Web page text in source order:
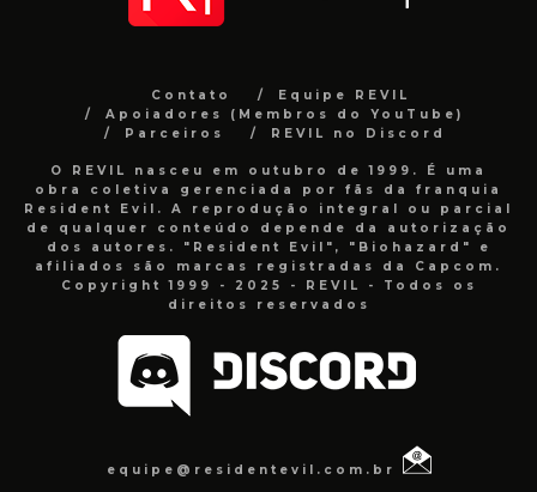
Contato
Equipe REVIL
Apoiadores (Membros do YouTube)
Parceiros
REVIL no Discord
O REVIL nasceu em outubro de 1999. É uma
obra coletiva gerenciada por fãs da franquia
Resident Evil. A reprodução integral ou parcial
de qualquer conteúdo depende da autorização
dos autores. "Resident Evil", "Biohazard" e
afiliados são marcas registradas da Capcom.
Copyright 1999 - 2025 - REVIL - Todos os
direitos reservados
equipe@residentevil.com.br